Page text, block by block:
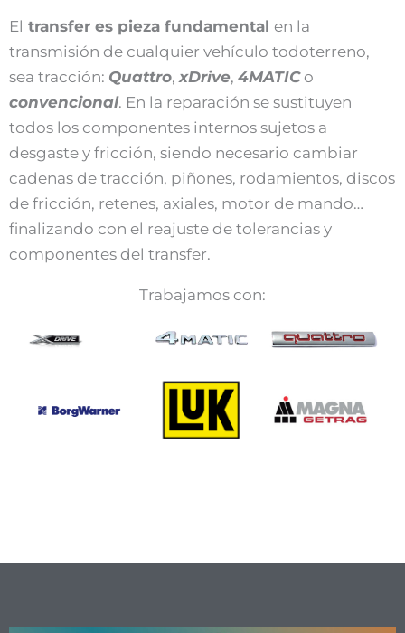
El transfer es pieza fundamental en la
transmisión de cualquier vehículo todoterreno,
sea tracción: Quattro,xDrive, 4MATICo
convencional. En la reparación se sustituyen
todos los componentes internos sujetos a
desgaste y fricción, siendo necesario cambiar
cadenas de tracción, piñones, rodamientos, discos
de fricción, retenes, axiales, motor de mando…
finalizando con el reajuste de tolerancias y
componentes del transfer.
Trabajamos con: